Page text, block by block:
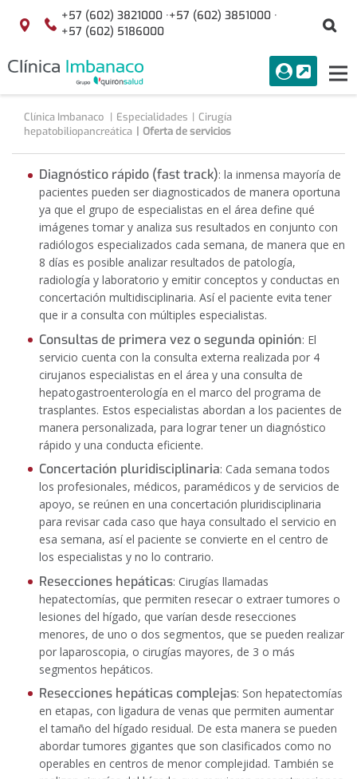
Saltar al contenido
Localización
+57 (602) 3821000 ·+57 (602) 3851000 ·
+57 (602) 5186000
menuAcceso
Buscar
Clínica Imbanaco Especialidades
Cirugía
hepatobiliopancreática
Oferta de servicios
Diagnóstico rápido (fast track): la inmensa mayoría de
pacientes pueden ser diagnosticados de manera oportuna
ya que el grupo de especialistas en el área define qué
imágenes tomar y analiza sus resultados en conjunto con
radiólogos especializados cada semana, de manera que en
8 días es posible analizar resultados de patología,
radiología y laboratorio y emitir conceptos y conductas en
concertación multidisciplinaria. Así el paciente evita tener
que ir a consulta con múltiples especialistas.
Consultas de primera vez o segunda opinión: El
servicio cuenta con la consulta externa realizada por 4
cirujanos especialistas en el área y una consulta de
hepatogastroenterología en el marco del programa de
trasplantes. Estos especialistas abordan a los pacientes de
manera personalizada, para lograr tener un diagnóstico
rápido y una conducta eficiente.
Concertación pluridisciplinaria: Cada semana todos
los profesionales, médicos, paramédicos y de servicios de
apoyo, se reúnen en una concertación pluridisciplinaria
para revisar cada caso que haya consultado el servicio en
esa semana, así el paciente se convierte en el centro de
los especialistas y no lo contrario.
Resecciones hepáticas: Cirugías llamadas
hepatectomías, que permiten resecar o extraer tumores o
lesiones del hígado, que varían desde resecciones
menores, de uno o dos segmentos, que se pueden realizar
por laparoscopia, o cirugías mayores, de 3 o más
segmentos hepáticos.
Resecciones hepáticas complejas: Son hepatectomías
en etapas, con ligadura de venas que permiten aumentar
el tamaño del hígado residual. De esta manera se pueden
abordar tumores gigantes que son clasificados como no
operables en centros de menor complejidad. También se